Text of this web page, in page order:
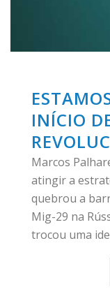
INÍCIO
Marcos
atingir a
quebrou a
Mig-29 na
trocou uma